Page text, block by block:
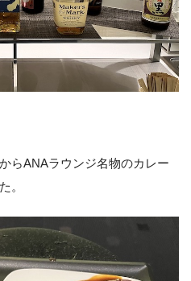
らANAラウンジ名物のカレー
。